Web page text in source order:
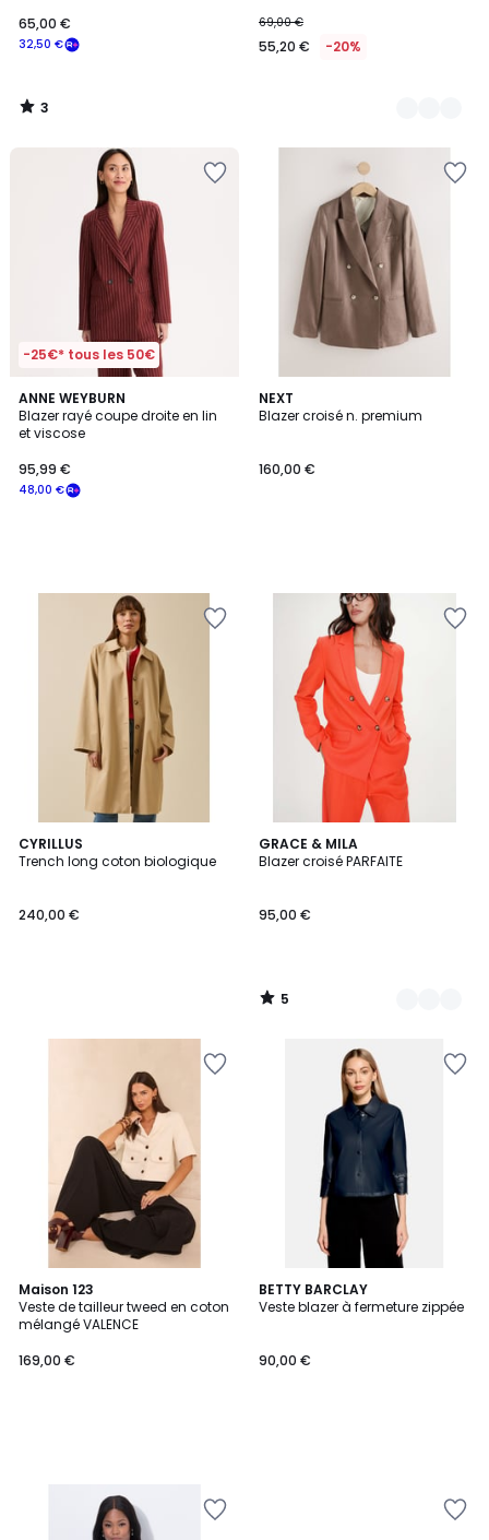
32,50 €
65,00 €
3
/
69,00 €
55,20 € -20%
-25€* tous les 50€
ANNE WEYBURN
Blazer rayé coupe droite en lin
et viscose
48,00 €
95,99 €
NEXT
Blazer croisé n. premium
160,00 €
CYRILLUS
Trench long coton biologique
240,00 €
GRACE & MILA
Blazer croisé PARFAITE
95,00 €
5
/
3
Couleurs
5
/
Maison 123
Veste de tailleur tweed en coton
mélangé VALENCE
169,00 €
BETTY BARCLAY
Veste blazer à fermeture zippée
90,00 €